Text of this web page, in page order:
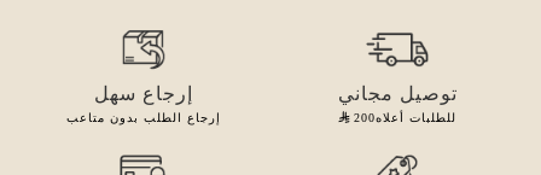
توصيل مجاني
للطلبات أعلاه200
إرجاع سهل
إرجاع الطلب بدون متاعب